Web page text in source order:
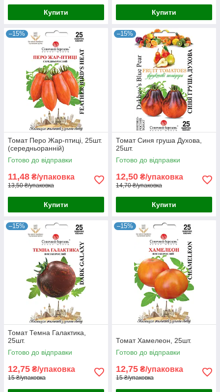
Купити Купити
–15%
Томат Перо Жар-птиці, 25шт.
(середньоранній)
Готово до відправки
11,48 ₴/упаковка
13,50 ₴/упаковка
Купити
–15%
Томат Синя груша Духова,
25шт.
Готово до відправки
12,50 ₴/упаковка
14,70 ₴/упаковка
Купити
–15%
Томат Темна Галактика,
25шт.
Готово до відправки
12,75 ₴/упаковка
15 ₴/упаковка
–15%
Томат Хамелеон, 25шт.
Готово до відправки
12,75 ₴/упаковка
15 ₴/упаковка